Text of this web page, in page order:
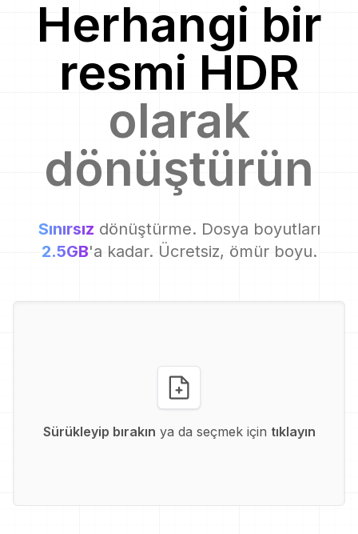
Herhangi bir
resmi HDR
olarak
dönüştürün
Sınırsız dönüştürme. Dosya boyutları
2.5GB'a kadar. Ücretsiz, ömür boyu.
Sürükleyip bırakın ya da seçmek için tıklayın